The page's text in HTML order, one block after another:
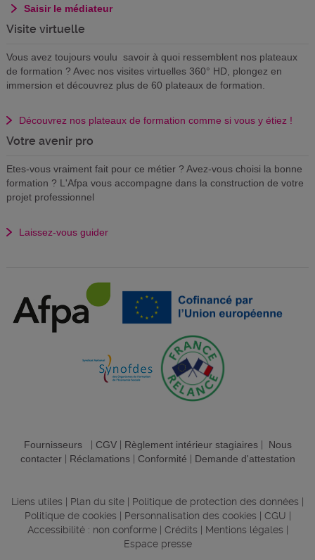
Saisir le médiateur
Visite virtuelle
Vous avez toujours voulu savoir à quoi ressemblent nos plateaux
de formation ? Avec nos visites virtuelles 360° HD, plongez en
immersion et découvrez plus de 60 plateaux de formation.
Découvrez nos plateaux de formation comme si vous y étiez !
Votre avenir pro
Etes-vous vraiment fait pour ce métier ? Avez-vous choisi la bonne
formation ? L'Afpa vous accompagne dans la construction de votre
projet professionnel
Laissez-vous guider
Fournisseurs| CGV| Règlement intérieur stagiaires| Nous
contacter| Réclamations| Conformité Demande d'attestation
Liens utiles Plan du site Politique de protection des données
Politique de cookies
Personnalisation des cookies CGU
Accessibilité : non conforme| Crédits Mentions légales
Espace presse